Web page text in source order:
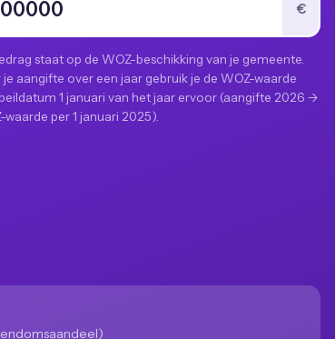
€
staat op de WOZ-beschikking van je gemeente.
aangifte over een jaar gebruik je de WOZ-waarde
1 januari van het jaar ervoor (aangifte 2026 ->
waarde per 1 januari 2025).